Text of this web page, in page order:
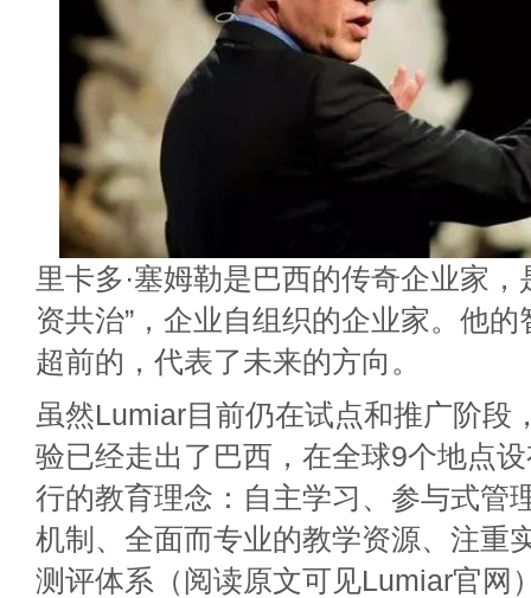
里卡多·塞姆勒是巴西的传奇企业家，
资共治”，企业自组织的企业家。他
超前的，代表了未来的方向。
虽然Lumiar目前仍在试点和推广阶段
验已经走出了巴西，在全球9个地点
行的教育理念：自主学习、参与式管
机制、全面而专业的教学资源、注重
测评体系（阅读原文可见Lumiar官网